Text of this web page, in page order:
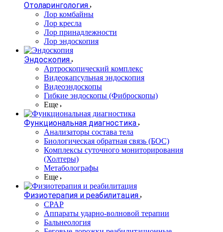
Отоларингология
Лор комбайны
Лор кресла
Лор принадлежности
Лор эндоскопия
Эндоскопия
Артроскопический комплекс
Видеокапсульная эндоскопия
Видеоэндоскопы
Гибкие эндоскопы (Фиброcкопы)
Еще
Функциональная диагностика
Анализаторы состава тела
Биологическая обратная связь (БОС)
Комплексы суточного мониторирования
(Холтеры)
Метаболографы
Еще
Физиотерапия и реабилитация
CPAP
Аппараты ударно-волновой терапии
Бальнеология